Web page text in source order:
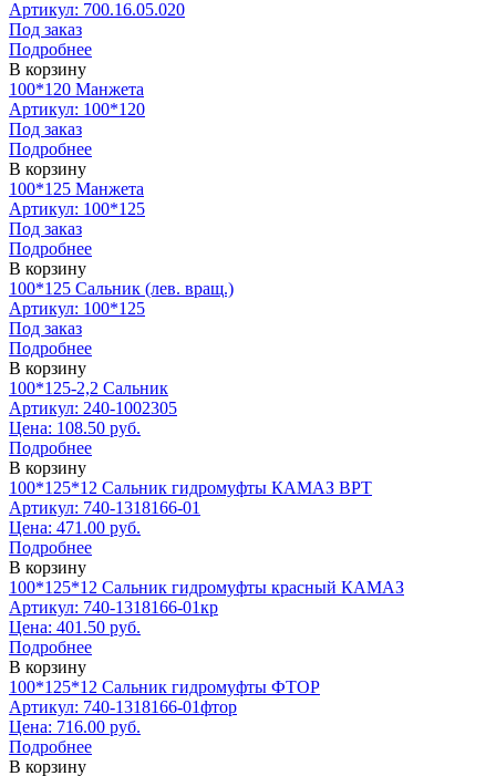
Артикул: 700.16.05.020
Под заказ
Подробнее
В корзину
100*120 Манжета
Артикул: 100*120
Под заказ
Подробнее
В корзину
100*125 Манжета
Артикул: 100*125
Под заказ
Подробнее
В корзину
100*125 Сальник (лев. вращ.)
Артикул: 100*125
Под заказ
Подробнее
В корзину
100*125-2,2 Сальник
Артикул: 240-1002305
Цена: 108.50 руб.
Подробнее
В корзину
100*125*12 Сальник гидромуфты КАМАЗ ВРТ
Артикул: 740-1318166-01
Цена: 471.00 руб.
Подробнее
В корзину
100*125*12 Сальник гидромуфты красный КАМАЗ
Артикул: 740-1318166-01кр
Цена: 401.50 руб.
Подробнее
В корзину
100*125*12 Сальник гидромуфты ФТОР
Артикул: 740-1318166-01фтор
Цена: 716.00 руб.
Подробнее
В корзину